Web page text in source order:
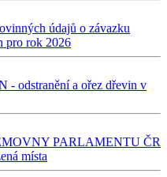
údajů o závazku
pro rok 2026
- odstranění a ořez dřevin v
PARLAMENTU ČR
místa